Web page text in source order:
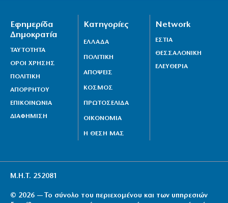
Εφημερίδα
Δημοκρατία
ΤΑΥΤΟΤΗΤΑ
ΟΡΟΙ ΧΡΗΣΗΣ
ΠΟΛΙΤΙΚΗ
ΑΠΟΡΡΗΤΟΥ
ΕΠΙΚΟΙΝΩΝΙΑ
ΔΙΑΦΗΜΙΣΗ
Κατηγορίες
ΕΛΛΑΔΑ
ΠΟΛΙΤΙΚΗ
ΑΠΟΨΕΙΣ
ΚΟΣΜΟΣ
ΠΡΩΤΟΣΕΛΙΔΑ
ΟΙΚΟΝΟΜΙΑ
Η ΘΕΣΗ ΜΑΣ
Network
ΕΣΤΙΑ
ΘΕΣΣΑΛΟΝΙΚΗ
ΕΛΕΥΘΕΡΙΑ
Μ.Η.Τ. 252081
© 2026 — Το σύνολο του περιεχομένου και των υπηρεσιών